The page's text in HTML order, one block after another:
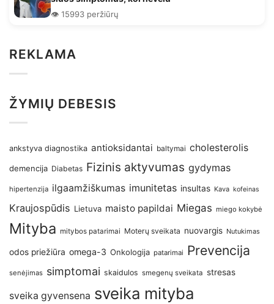
👁️ 15993 peržiūrų
REKLAMA
ŽYMIŲ DEBESIS
ankstyva diagnostika antioksidantai baltymai cholesterolis
demencija Diabetas Fizinis aktyvumas gydymas
hipertenzija ilgaamžiškumas imunitetas insultas Kava kofeinas
Kraujospūdis Lietuva maisto papildai Miegas miego kokybė
Mityba mitybos patarimai Moterų sveikata nuovargis Nutukimas
odos priežiūra omega-3 Onkologija patarimai Prevencija
senėjimas simptomai skaidulos smegenų sveikata stresas
sveika gyvensena sveika mityba